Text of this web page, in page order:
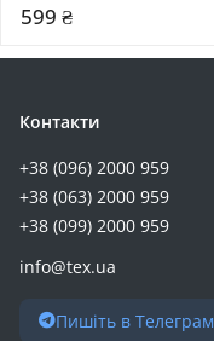
599 ₴
Контакти
+38 (096) 2000 959
+38 (063) 2000 959
+38 (099) 2000 959
info@tex.ua
Пишіть в Телеграм